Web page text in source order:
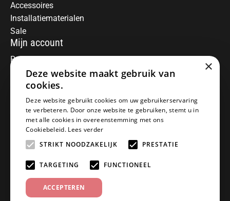
Accessoires
Installatiematerialen
Sale
Mijn account
Registreren
Mijn bestellingen
Informatie
Over ons
Algemene voorwaarden
Disclaimer
Privacy Policy
Betaalmethoden
Retourneren
Klantenservice
Offerte aanvragen
×
Deze website maakt gebruik van
cookies.
Deze website gebruikt cookies om uw gebruikerservaring
te verbeteren. Door onze website te gebruiken, stemt u in
met alle cookies in overeenstemming met ons
Cookiebeleid. Lees verder
STRIKT NOODZAKELIJK
PRESTATIE
TARGETING FUNCTIONEEL
ACCEPTEREN